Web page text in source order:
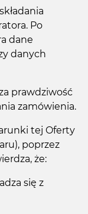
Po
dane
danych
prawdziwość
zamówienia.
tej Oferty
poprzez
że:
się z